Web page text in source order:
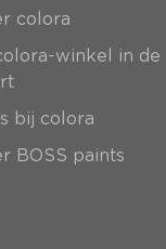
colora
winkel in de
bij colora
BOSS paints